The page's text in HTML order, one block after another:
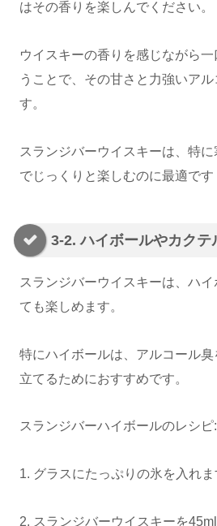
はその香りを楽しんでください。
ウイスキーの香りを感じながら
うことで、その甘さと力強いア
す。
スランジバーウイスキーは、特
でじっくりと楽しむのに最適です
3-2. ハイボールやカクテ
スランジバーウイスキーは、ハ
ても楽しめます。
特にハイボールは、アルコール
立てるためにおすすめです。
スランジバーハイボールのレシピ:
1. グラスにたっぷりの氷を入れま
2. スランジバーウイスキーを45ml